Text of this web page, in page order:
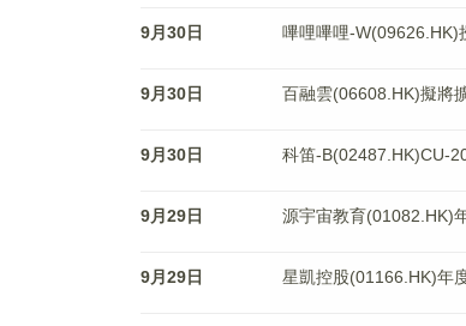
9月30日 嗶哩嗶哩-W(09626.HK)
9月30日 百融雲(06608.HK)擬將
9月30日 科笛-B(02487.HK)CU-
9月29日 源宇宙教育(01082.HK)
9月29日 星凱控股(01166.HK)年